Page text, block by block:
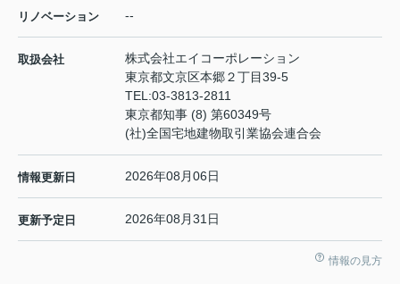
リノベーション --
取扱会社
株式会社エイコーポレーション
東京都文京区本郷２丁目39-5
TEL:03-3813-2811
東京都知事 (8) 第60349号
(社)全国宅地建物取引業協会連合会
情報更新日 2026年08月06日
更新予定日 2026年08月31日
情報の見方